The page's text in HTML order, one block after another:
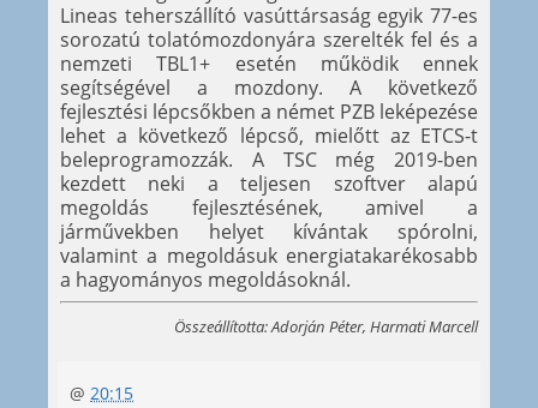
Lineas teherszállító vasúttársaság egyik 77-es
sorozatú tolatómozdonyára szerelték fel és a
nemzeti TBL1+ esetén működik ennek
segítségével a mozdony. A következő
fejlesztési lépcsőkben a német PZB leképezése
lehet a következő lépcső, mielőtt az ETCS-t
beleprogramozzák. A TSC még 2019-ben
kezdett neki a teljesen szoftver alapú
megoldás fejlesztésének, amivel a
járművekben helyet kívántak spórolni,
valamint a megoldásuk energiatakarékosabb
a hagyományos megoldásoknál.
Összeállította: Adorján Péter, Harmati Marcell
@ 20:15